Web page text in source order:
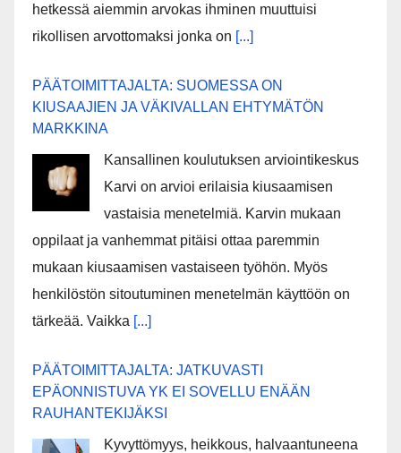
hetkessä aiemmin arvokas ihminen muuttuisi
rikollisen arvottomaksi jonka on [...]
PÄÄTOIMITTAJALTA: SUOMESSA ON
KIUSAAJIEN JA VÄKIVALLAN EHTYMÄTÖN
MARKKINA
Kansallinen koulutuksen arviointikeskus
Karvi on arvioi erilaisia kiusaamisen
vastaisia menetelmiä. Karvin mukaan
oppilaat ja vanhemmat pitäisi ottaa paremmin
mukaan kiusaamisen vastaiseen työhön. Myös
henkilöstön sitoutuminen menetelmän käyttöön on
tärkeää. Vaikka [...]
PÄÄTOIMITTAJALTA: JATKUVASTI
EPÄONNISTUVA YK EI SOVELLU ENÄÄN
RAUHANTEKIJÄKSI
Kyvyttömyys, heikkous, halvaantuneena